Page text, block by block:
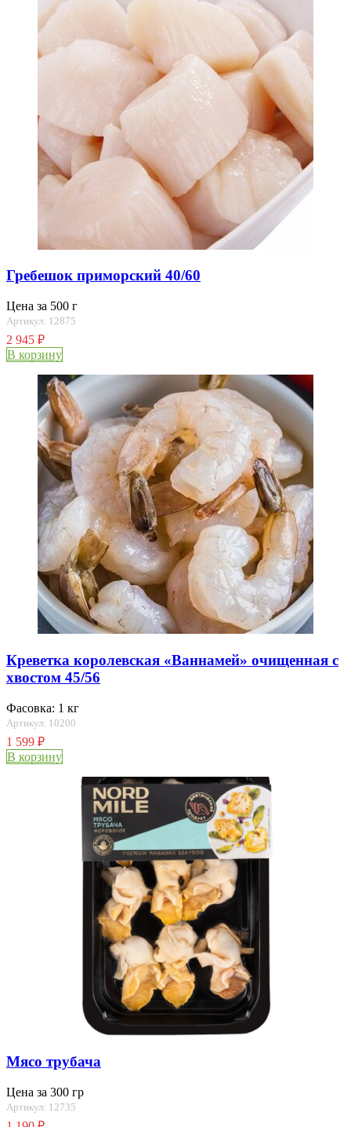
Гребешок приморский 40/60
Цена за 500 г
Артикул: 12875
2 945 ₽
В корзину
Креветка королевская «Ваннамей» очищенная с
хвостом 45/56
Фасовка: 1 кг
Артикул: 10200
1 599 ₽
В корзину
Мясо трубача
Цена за 300 гр
Артикул: 12735